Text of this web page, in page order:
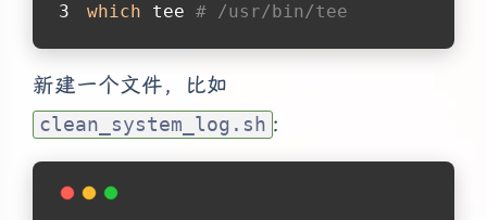
which tee # /usr/bin/tee
新建一个文件，比如
clean_system_log.sh :